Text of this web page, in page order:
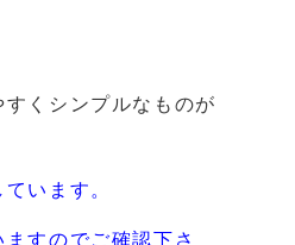
くシンプルなものが
います。
すのでご確認下さ